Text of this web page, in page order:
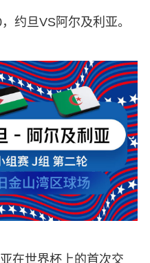
约旦VS阿尔及利亚。
在世界杯上的首次交